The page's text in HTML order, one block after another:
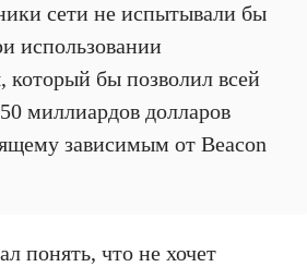
сети не испытывали бы
использовании
который бы позволил всей
миллиардов долларов
зависимым от Beacon
понять, что не хочет